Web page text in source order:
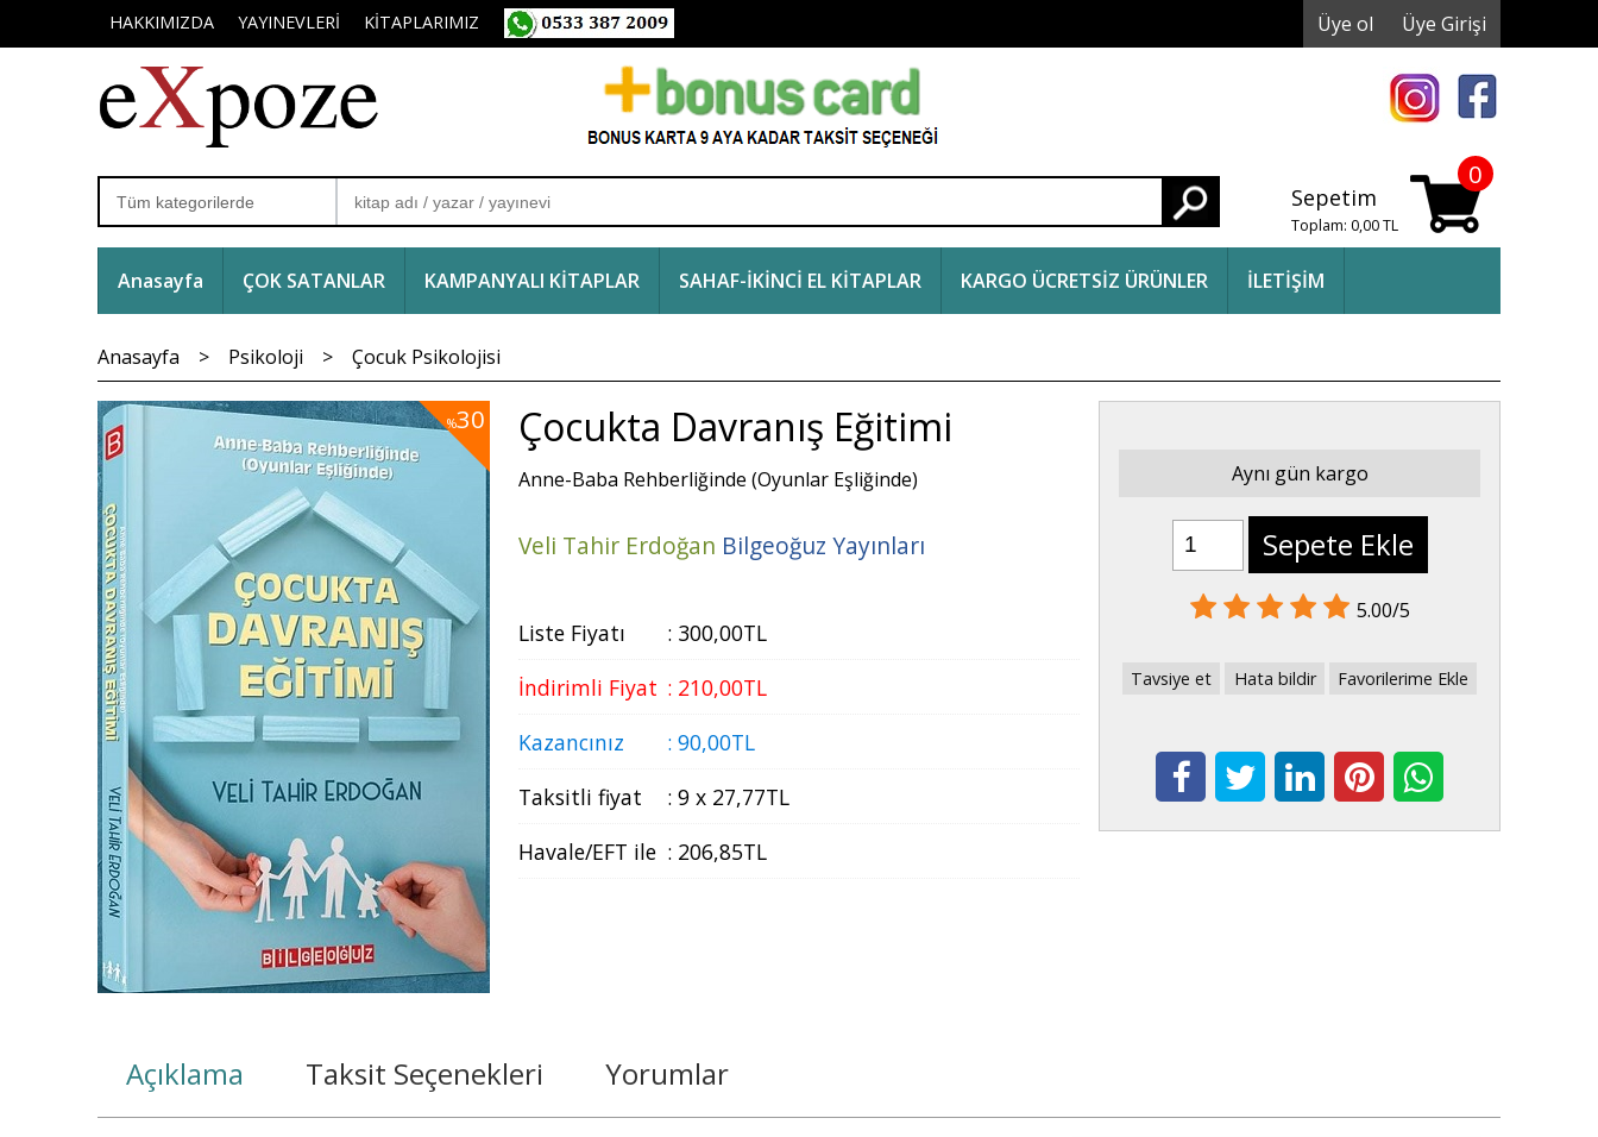
HAKKIMIZDA YAYINEVLERİ KİTAPLARIMIZ Üye ol Üye Girişi
Sepetim
0
Toplam: 0,00TL
Anasayfa ÇOK SATANLAR KAMPANYALI KİTAPLAR SAHAF-İKİNCİ EL KİTAPLAR KARGO ÜCRETSİZ ÜRÜNLER İLETİŞİM
Anasayfa > Psikoloji > Çocuk Psikolojisi
%30 Çocukta Davranış Eğitimi
Anne-Baba Rehberliğinde (Oyunlar Eşliğinde)
Veli Tahir Erdoğan Bilgeoğuz Yayınları
Liste Fiyatı : 300,00TL
İndirimli Fiyat : 210,00TL
Kazancınız
: 90,00TL
Taksitli fiyat
: 9 x 27,77TL
Havale/EFT ile : 206,85TL
Aynı gün kargo
Sepete Ekle
5.00/5
Tavsiye et Hata bildir Favorilerime Ekle
Açıklama Taksit Seçenekleri Yorumlar